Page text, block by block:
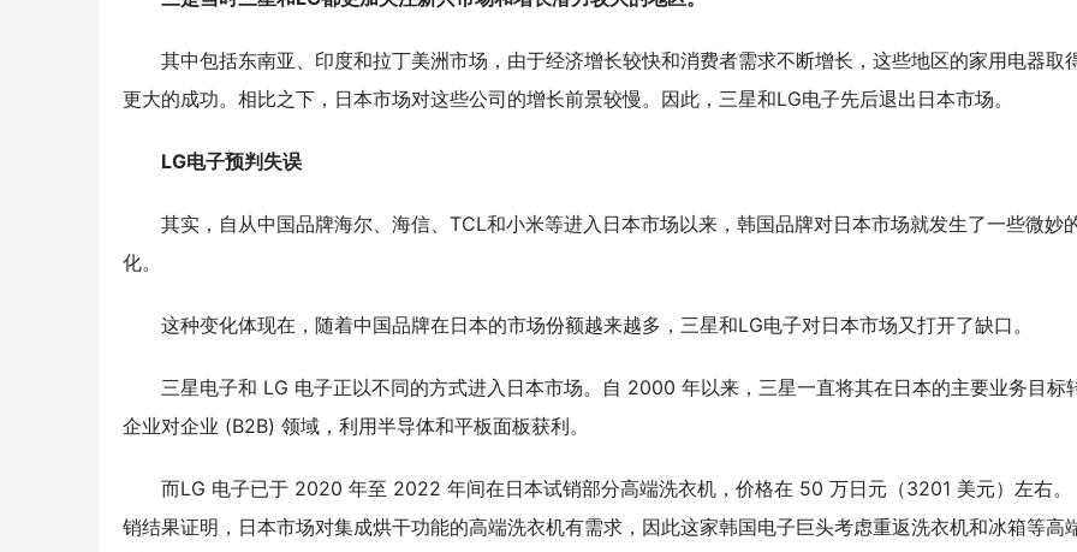
其中包括东南亚、印度和拉丁美洲市场，由于经济增长较快和消费者需求不断增长，这些地区的家用电器取
更大的成功。相比之下，日本市场对这些公司的增长前景较慢。 因此，三星和LG电子先后退出日本市场。
LG电子预判失误
其实，自从中国品牌海尔、海信、 TCL和小米等进入日本市场以来，韩国品牌对日本市场就发生了一些微妙
化。
这种变化体现在，随着中国品牌在日本的市场份额越来越多，三星和LG电子对日本市场又打开了缺口。
三星电子和 LG 电子正以不同的方式进入日本市场。自 2000 年以来，三星一直将其在日本的主要业务目标
企业对企业 (B2B) 领域，利用半导体和平板面板获利。
而LG 电子已于 2020 年至 2022 年间在日本试销部分高端洗衣机，价格在 50 万日元（3201 美元）左右。
销结果证明，日本市场对集成烘干功能的高端洗衣机有需求，因此这家韩国电子巨头考虑重返洗衣机和冰箱等高